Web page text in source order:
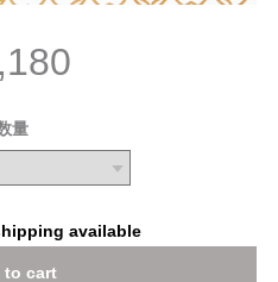
量
available
to cart